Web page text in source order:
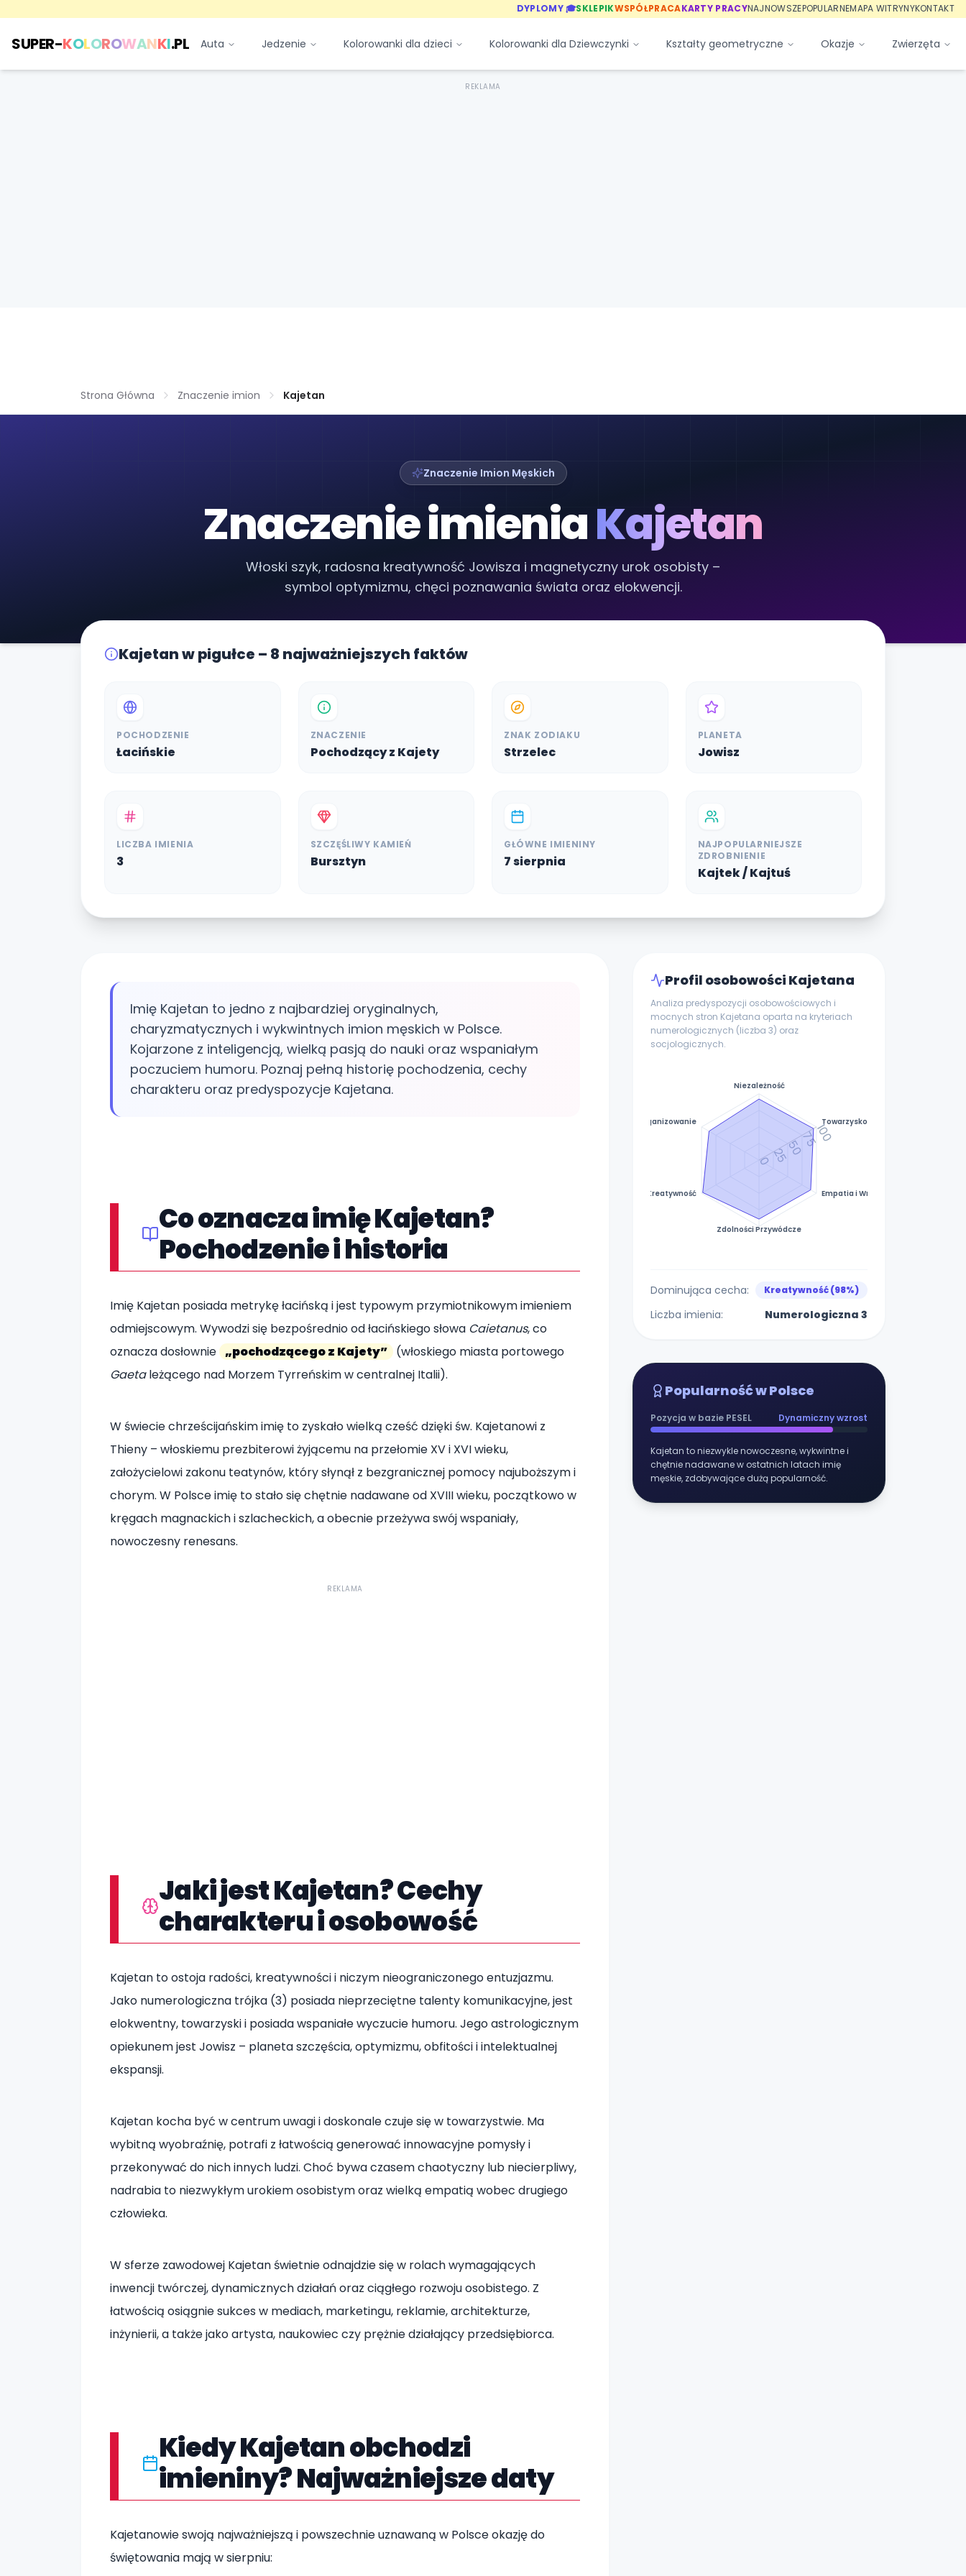
DYPLOMY 🎓SKLEPIKWSPÓŁPRACAKARTY PRACYNAJNOWSZEPOPULARNEMAPA WITRYNYKONTAKT
SUPER-KOLOROWANKI.PL Auta Jedzenie Kolorowanki dla dzieci Kolorowanki dla Dziewczynki Kształty geometryczne Okazje Zwierzęta
REKLAMA
Strona Główna Znaczenie imion Kajetan
Znaczenie Imion Męskich
Znaczenie imieniaKajetan
Włoski szyk, radosna kreatywność Jowisza i magnetyczny urok osobisty –
symbol optymizmu, chęci poznawania świata oraz elokwencji.
Kajetan w pigułce – 8 najważniejszych faktów
POCHODZENIE
Łacińskie
ZNACZENIE
Pochodzący z Kajety
ZNAK ZODIAKU
Strzelec
PLANETA
Jowisz
LICZBA IMIENIA
3
SZCZĘŚLIWY KAMIEŃ
Bursztyn
GŁÓWNE IMIENINY
7 sierpnia
NAJPOPULARNIEJSZE
ZDROBNIENIE
Kajtek / Kajtuś
Imię Kajetan to jedno z najbardziej oryginalnych,
charyzmatycznych i wykwintnych imion męskich w Polsce.
Kojarzone z inteligencją, wielką pasją do nauki oraz wspaniałym
poczuciem humoru. Poznaj pełną historię pochodzenia, cechy
charakteru oraz predyspozycje Kajetana.
Co oznacza imię Kajetan?
Pochodzenie i historia
Imię Kajetan posiada metrykę łacińską i jest typowym przymiotnikowym imieniem
odmiejscowym. Wywodzi się bezpośrednio od łacińskiego słowa Caietanus, co
oznacza dosłownie „pochodzącego z Kajety” (włoskiego miasta portowego
Gaetależącego nad Morzem Tyrreńskim w centralnej Italii).
W świecie chrześcijańskim imię to zyskało wielką cześć dzięki św. Kajetanowi z
Thieny – włoskiemu prezbiterowi żyjącemu na przełomie XV i XVI wieku,
założycielowi zakonu teatynów, który słynął z bezgranicznej pomocy najuboższym i
chorym. W Polsce imię to stało się chętnie nadawane od XVIII wieku, początkowo w
kręgach magnackich i szlacheckich, a obecnie przeżywa swój wspaniały,
nowoczesny renesans.
REKLAMA
Jaki jest Kajetan? Cechy
charakteru i osobowość
Kajetan to ostoja radości, kreatywności i niczym nieograniczonego entuzjazmu.
Jako numerologiczna trójka (3) posiada nieprzeciętne talenty komunikacyjne, jest
elokwentny, towarzyski i posiada wspaniałe wyczucie humoru. Jego astrologicznym
opiekunem jest Jowisz – planeta szczęścia, optymizmu, obfitości i intelektualnej
ekspansji.
Kajetan kocha być w centrum uwagi i doskonale czuje się w towarzystwie. Ma
wybitną wyobraźnię, potrafi z łatwością generować innowacyjne pomysły i
przekonywać do nich innych ludzi. Choć bywa czasem chaotyczny lub niecierpliwy,
nadrabia to niezwykłym urokiem osobistym oraz wielką empatią wobec drugiego
człowieka.
W sferze zawodowej Kajetan świetnie odnajdzie się w rolach wymagających
inwencji twórczej, dynamicznych działań oraz ciągłego rozwoju osobistego. Z
łatwością osiągnie sukces w mediach, marketingu, reklamie, architekturze,
inżynierii, a także jako artysta, naukowiec czy prężnie działający przedsiębiorca.
Kiedy Kajetan obchodzi
imieniny? Najważniejsze daty
Kajetanowie swoją najważniejszą i powszechnie uznawaną w Polsce okazję do
świętowania mają w sierpniu:
Profil osobowości Kajetana
Analiza predyspozycji osobowościowych i
mocnych stron Kajetana oparta na kryteriach
numerologicznych (liczba 3) oraz
socjologicznych.
Niezależność
Towarzyskość
Empatia i Wrażliwość
Zdolności Przywódcze
Kreatywność
Zorganizowanie
0255075100
Dominująca cecha: Kreatywność (98%)
Liczba imienia: Numerologiczna 3
Popularność w Polsce
Pozycja w bazie PESEL Dynamiczny wzrost
Kajetan to niezwykle nowoczesne, wykwintne i
chętnie nadawane w ostatnich latach imię
męskie, zdobywające dużą popularność.